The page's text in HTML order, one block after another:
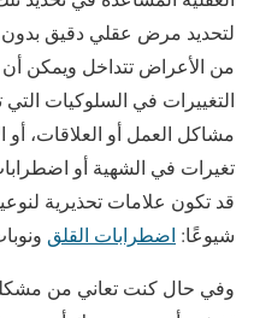
لتحديد مرض عقلي دقيق
من الأعراض تتداخل ويمكن
التغييرات في السلوكيات التي
مشاكل العمل أو العلاقات، أو
تغيرات في الشهية أو
قد تكون علامات تحذيرية
شيوعًا: اضطرابات القلق
وفي حال كنت تعاني من